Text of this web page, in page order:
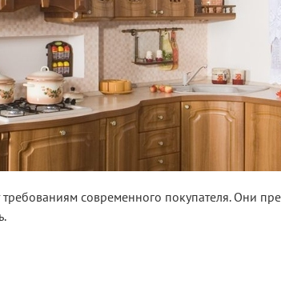
требованиям современного покупателя. Они